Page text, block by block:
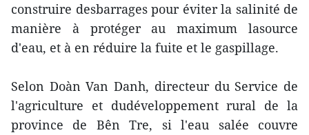
construire desbarrages pour éviter la salinité de
manière à protéger au maximum lasource
d'eau, et à en réduire la fuite et le gaspillage.
Selon Doàn Van Danh, directeur du Service de
l'agriculture et dudéveloppement rural de la
province de Bên Tre, si l'eau salée couvre